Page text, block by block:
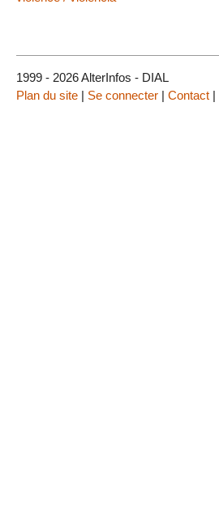
1999 - 2026 AlterInfos - DIAL
Plan du site | Se connecter | Contact |